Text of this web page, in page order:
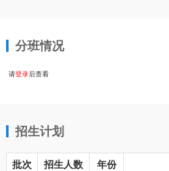
分班情况
请登录后查看
招生计划
批次 招生人数 年份